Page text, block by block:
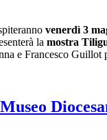
venerdì 3
la mostra
e Francesco Guillot